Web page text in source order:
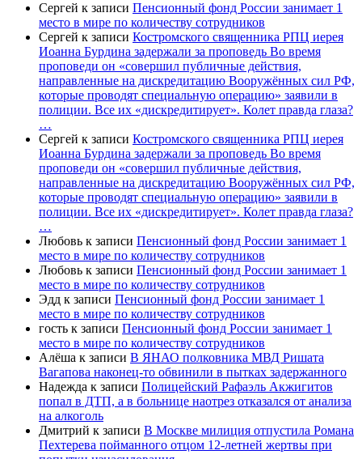
Сергей к записи Пенсионный фонд России занимает 1
место в мире по количеству сотрудников
Сергей к записи Костромского священника РПЦ иерея
Иоанна Бурдина задержали за проповедь Во время
проповеди он «совершил публичные действия,
направленные на дискредитацию Вооружённых сил РФ,
которые проводят специальную операцию» заявили в
полиции. Все их «дискредитирует». Колет правда глаза?
…
Сергей к записи Костромского священника РПЦ иерея
Иоанна Бурдина задержали за проповедь Во время
проповеди он «совершил публичные действия,
направленные на дискредитацию Вооружённых сил РФ,
которые проводят специальную операцию» заявили в
полиции. Все их «дискредитирует». Колет правда глаза?
…
Любовь к записи Пенсионный фонд России занимает 1
место в мире по количеству сотрудников
Любовь к записи Пенсионный фонд России занимает 1
место в мире по количеству сотрудников
Эдд к записи Пенсионный фонд России занимает 1
место в мире по количеству сотрудников
гость к записи Пенсионный фонд России занимает 1
место в мире по количеству сотрудников
Алёша к записи В ЯНАО полковника МВД Ришата
Вагапова наконец-то обвинили в пытках задержанного
Надежда к записи Полицейский Рафаэль Акжигитов
попал в ДТП, а в больнице наотрез отказался от анализа
на алкоголь
Дмитрий к записи В Москве милиция отпустила Романа
Пехтерева пойманного отцом 12-летней жертвы при